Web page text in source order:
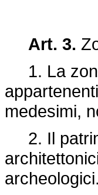
Art. 3.
1. La
medesimi,
2. Il
archeologici.